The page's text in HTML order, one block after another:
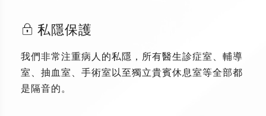
私隱保護
我們非常注重病人的私隱，所有醫生診症室、輔導
室、抽血室、手術室以至獨立貴賓休息室等全部都
是隔音的。